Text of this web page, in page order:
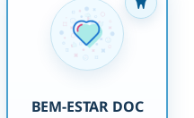
BEM-ESTAR DOC